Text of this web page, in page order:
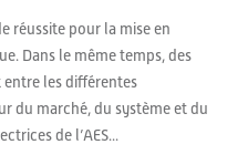
réussite pour la mise en
Dans le même temps, des
entre les différentes
du marché, du système et du
de l’AES...